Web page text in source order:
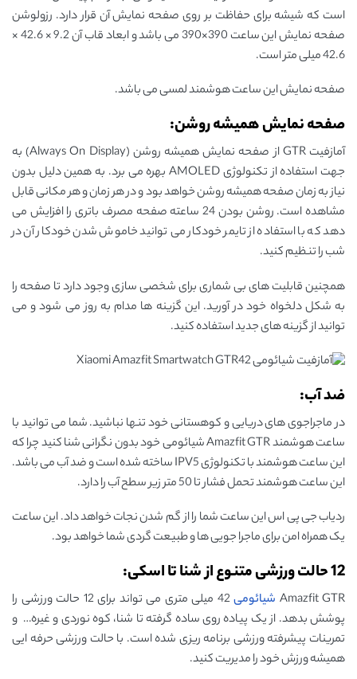
است که شیشه برای حفاظت بر روی صفحه نمایش آن قرار دارد. رزولوشن
صفحه نمایش این ساعت 390×390 می باشد و ابعاد قاب آن 9.2 × 42.6 ×
42.6 میلی متر است.
صفحه نمایش این ساعت هوشمند لمسی می باشد.
صفحه نمایش همیشه روشن:
آمازفیت GTR از صفحه نمایش همیشه روشن (Always On Display) به
جهت استفاده از تکنولوژی AMOLED بهره می ‌برد. به همین دلیل بدون
نیاز به زمان صفحه همیشه روشن خواهد بود و در هر زمان و هر مکانی قابل
مشاهده است. روشن بودن 24 ساعته صفحه مصرف باتری را افزایش می‌
دهد که با استفاده از تایمر خودکار می‌ توانید خاموش شدن خودکار آن در
شب را تنظیم کنید.
همچنین قابلیت های بی شماری برای شخصی سازی وجود دارد تا صفحه را
به شکل دلخواه خود در آورید. این گزینه ها مدام به روز می شود و می
توانید از گزینه های جدید استفاده کنید.
ضد آب:
در ماجراجوی های دریایی و کوهستانی خود تنها نباشید. شما می توانید با
ساعت هوشمند Amazfit GTR شیائومی خود بدون نگرانی شنا کنید چرا که
این ساعت هوشمند با تکنولوژی IPV5 ساخته شده است و ضد آب می باشد.
این ساعت هوشمند تحمل فشار تا 50 متر زیر سطح آب را دارد.
ردیاب جی پی اس این ساعت شما را از گم شدن نجات خواهد داد. این ساعت
یک همراه امن برای ماجرا جویی ها و طبیعت گردی شما خواهد بود.
12 حالت ورزشی متنوع از شنا تا اسکی:
Amazfit GTR شیائومی
42 میلی متری می تواند برای 12 حالت ورزشی را
پوشش بدهد. از یک پیاده روی ساده گرفته تا شنا، کوه نوردی و غیره… و
تمرینات پیشرفته ورزشی برنامه ریزی شده است. با حالت ورزشی حرفه ایی
همیشه ورزش خود را مدیریت کنید.